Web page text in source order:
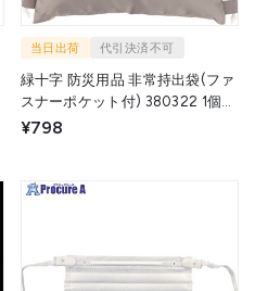
当日出荷 代引決済不可
緑十字 防災用品 非常持出袋(ファ
スナーポケット付) 380322 1個
▼105-6782
¥798